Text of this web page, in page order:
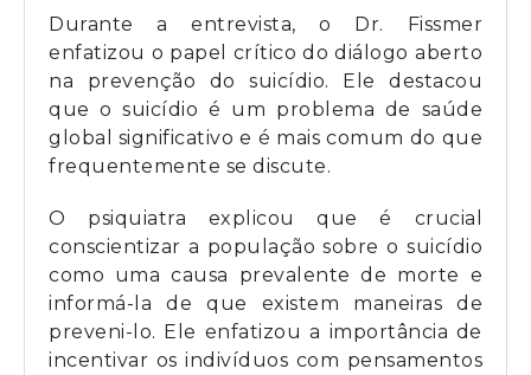
Durante a entrevista, o Dr. Fissmer
enfatizou o papel crítico do diálogo aberto
na prevenção do suicídio. Ele destacou
que o suicídio é um problema de saúde
global significativo e é mais comum do que
frequentemente se discute.
O psiquiatra explicou que é crucial
conscientizar a população sobre o suicídio
como uma causa prevalente de morte e
informá-la de que existem maneiras de
preveni-lo. Ele enfatizou a importância de
incentivar os indivíduos com pensamentos